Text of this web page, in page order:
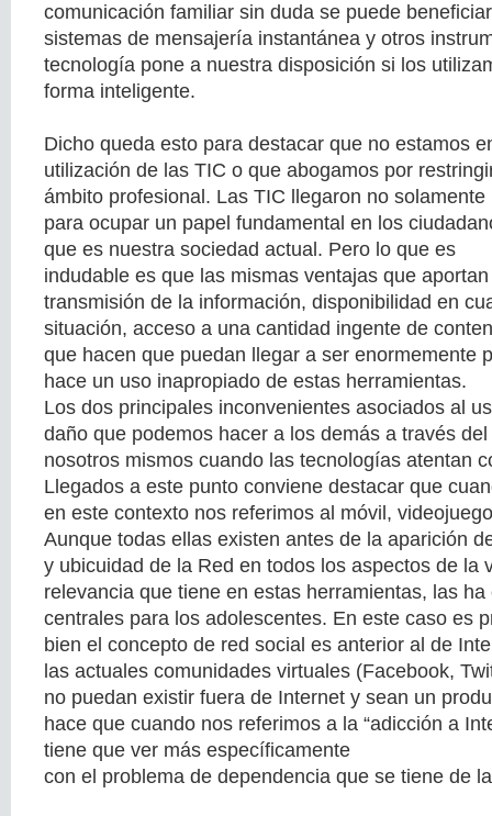
comunicación familiar sin duda se puede
sistemas de mensajería instantánea y otros
tecnología pone a nuestra disposición si los
forma inteligente.
Dicho queda esto para destacar que no estamos
utilización de las TIC o que abogamos por
ámbito profesional. Las TIC llegaron no
para ocupar un papel fundamental en los
que es nuestra sociedad actual. Pero lo que es
indudable es que las mismas ventajas que
transmisión de la información, disponibilidad en
situación, acceso a una cantidad ingente de
que hacen que puedan llegar a ser enormemente
hace un uso inapropiado de estas herramientas.
Los dos principales inconvenientes asociados al
daño que podemos hacer a los demás a través
nosotros mismos cuando las tecnologías atentan
Llegados a este punto conviene destacar que
en este contexto nos referimos al móvil,
Aunque todas ellas existen antes de la aparición
y ubicuidad de la Red en todos los aspectos de la
relevancia que tiene en estas herramientas, las
centrales para los adolescentes. En este caso es
bien el concepto de red social es anterior al de
las actuales comunidades virtuales (Facebook,
no puedan existir fuera de Internet y sean un
hace que cuando nos referimos a la “adicción a
tiene que ver más específicamente
con el problema de dependencia que se tiene de